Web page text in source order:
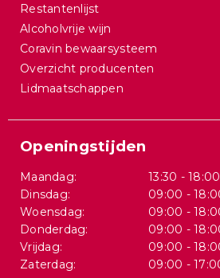
Restantenlijst
Alcoholvrije wijn
Coravin bewaarsysteem
Overzicht producenten
Lidmaatschappen
Openingstijden
Maandag:
13:30 -
Dinsdag:
09:00 -
Woensdag:
09:00 -
Donderdag:
09:00 -
Vrijdag:
09:00 -
Zaterdag:
09:00 -